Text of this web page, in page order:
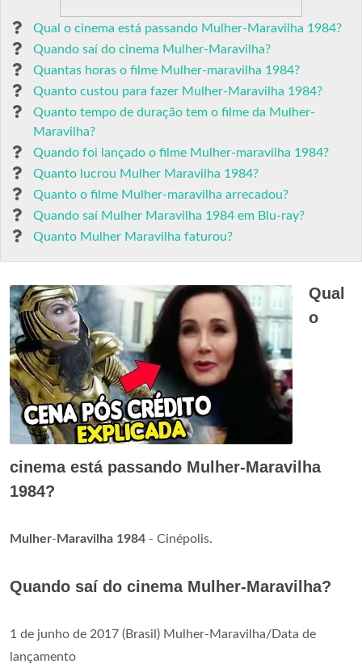
Qual o cinema está passando Mulher-Maravilha 1984?
Quando saí do cinema Mulher-Maravilha?
Quantas horas o filme Mulher-maravilha 1984?
Quanto custou para fazer Mulher-Maravilha 1984?
Quanto tempo de duração tem o filme da Mulher-
Maravilha?
Quando foi lançado o filme Mulher-maravilha 1984?
Quanto lucrou Mulher Maravilha 1984?
Quanto o filme Mulher-maravilha arrecadou?
Quando saí Mulher Maravilha 1984 em Blu-ray?
Quanto Mulher Maravilha faturou?
Qual
o
cinema está passando Mulher-Maravilha
1984?
Mulher- Maravilha 1984 - Cinépolis.
Quando saí do cinema Mulher-Maravilha?
1 de junho de 2017 (Brasil) Mulher-Maravilha/Data de
lançamento